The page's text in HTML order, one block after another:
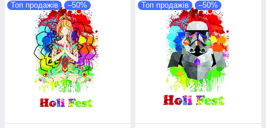
Топ продажів –50% Топ продажів –50%